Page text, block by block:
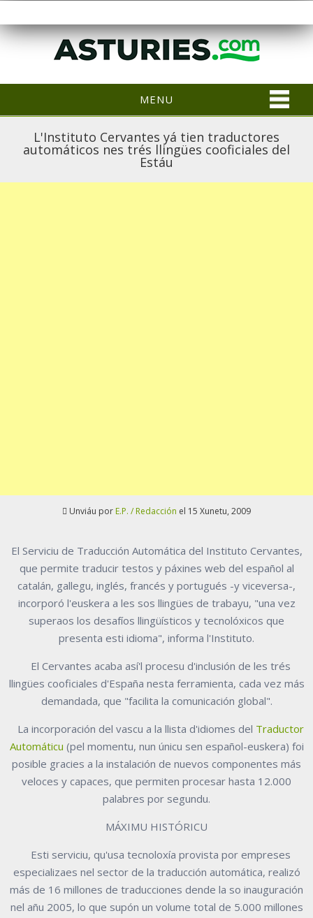
MENU
L'Instituto Cervantes yá tien traductores
automáticos nes trés llingües cooficiales del
Estáu
Unviáu por E.P. / Redacción el 15 Xunetu, 2009
El Serviciu de Traducción Automática del Instituto Cervantes,
que permite traducir testos y páxines web del español al
catalán, gallegu, inglés, francés y portugués -y viceversa-,
incorporó l'euskera a les sos llingües de trabayu, "una vez
superaos los desafíos llingüísticos y tecnolóxicos que
presenta esti idioma", informa l'Instituto.
El Cervantes acaba así'l procesu d'inclusión de les trés
llingües cooficiales d'España nesta ferramienta, cada vez más
demandada, que "facilita la comunicación global".
La incorporación del vascu a la llista d'idiomes del Traductor
Automáticu (pel momentu, nun únicu sen español-euskera) foi
posible gracies a la instalación de nuevos componentes más
veloces y capaces, que permiten procesar hasta 12.000
palabres por segundu.
MÁXIMU HISTÓRICU
Esti serviciu, qu'usa tecnoloxía provista por empreses
especializaes nel sector de la traducción automática, realizó
más de 16 millones de traducciones dende la so inauguración
nel añu 2005, lo que supón un volume total de 5.000 millones